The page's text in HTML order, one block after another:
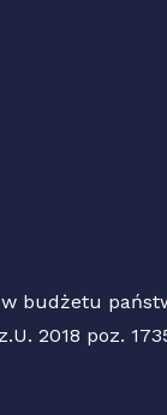
budżetu
2018 poz.